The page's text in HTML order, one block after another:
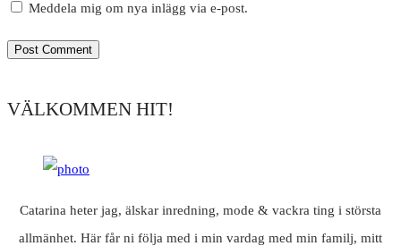
Meddela mig om nya inlägg via e-post.
VÄLKOMMEN HIT!
Catarina heter jag, älskar inredning, mode & vackra ting i största
allmänhet. Här får ni följa med i min vardag med min familj, mitt